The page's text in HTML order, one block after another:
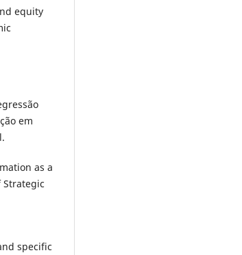
equity
em
as a
specific